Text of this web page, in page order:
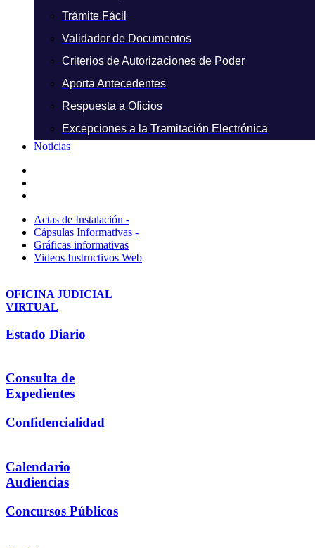
Trámite Fácil
Validador de Documentos
Criterios de Autorizaciones de Poder
Aporta Antecedentes
Respuesta a Oficios
Excepciones a la Tramitación Electrónica
Noticias
Actas de Instalación -
Cápsulas Informativas -
Gráficas informativas
Videos Instructivos Web
OFICINA JUDICIAL
VIRTUAL
Estado Diario
Consulta de
Expedientes
Confidencialidad
Calendario
Audiencias
Concursos Públicos